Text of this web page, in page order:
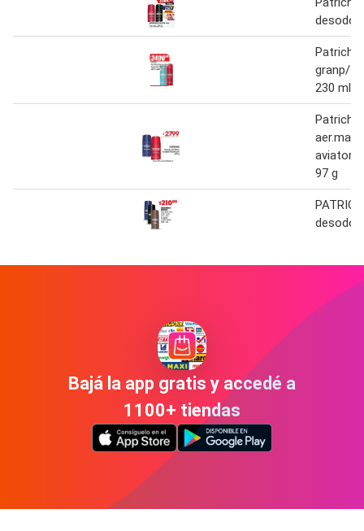
Patrichs
granp/
230 ml
Patrichs
aer.masc
aviator/
97 g
Bajá la app gratis y accedé a
1100+ tiendas